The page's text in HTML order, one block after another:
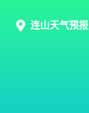
连山天气预报